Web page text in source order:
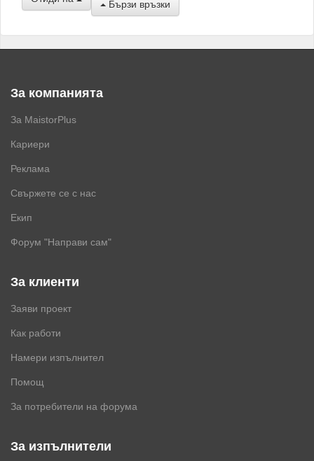
Бързи връзки
За компанията
За MaistorPlus
Кариери
Реклама
Свържете се с нас
Екип
Форум "Направи сам"
За клиенти
Заяви проект
Как работи
Намери изпълнител
Помощ
За потребители на форума
За изпълнители